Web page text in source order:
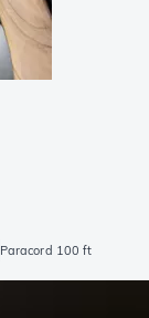
Paracord 100 ft